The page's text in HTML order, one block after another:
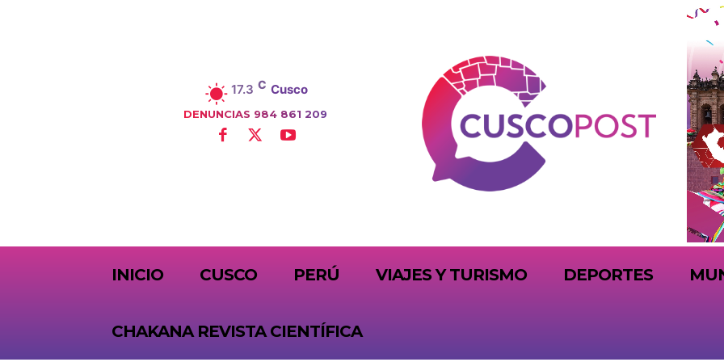
17.3 C Cusco
DENUNCIAS 984 861 209
INICIO CUSCO PERÚ VIAJES Y TURISMO DEPORTES
CHAKANA REVISTA CIENTÍFICA